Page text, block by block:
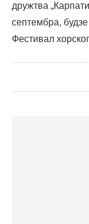
дружтва
септембра,
Фестивал